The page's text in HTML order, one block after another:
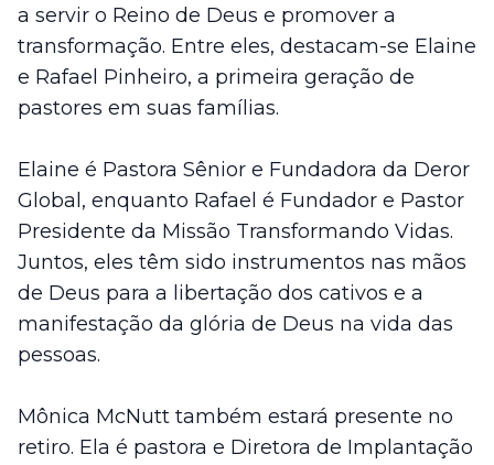
a servir o Reino de Deus e promover a
transformação. Entre eles, destacam-se Elaine
e Rafael Pinheiro, a primeira geração de
pastores em suas famílias.
Elaine é Pastora Sênior e Fundadora da Deror
Global, enquanto Rafael é Fundador e Pastor
Presidente da Missão Transformando Vidas.
Juntos, eles têm sido instrumentos nas mãos
de Deus para a libertação dos cativos e a
manifestação da glória de Deus na vida das
pessoas.
Mônica McNutt também estará presente no
retiro. Ela é pastora e Diretora de Implantação